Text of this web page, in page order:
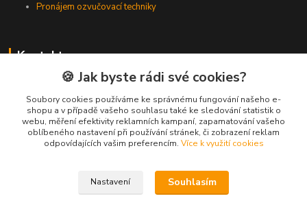
Pronájem ozvučovací techniky
Kontakty
Zákaznická podpora
+420 224 318 342
(Po-Pá, 9-16 hod.)
info@videotech.cz
🍪 Jak byste rádi své cookies?
Soubory cookies používáme ke správnému fungování našeho e-
shopu a v případě vašeho souhlasu také ke sledování statistik o
webu, měření efektivity reklamních kampaní, zapamatování vašeho
oblíbeného nastavení při používání stránek, či zobrazení reklam
odpovídajících vašim preferencím. Více k využití cookies
Nastavení Souhlasím